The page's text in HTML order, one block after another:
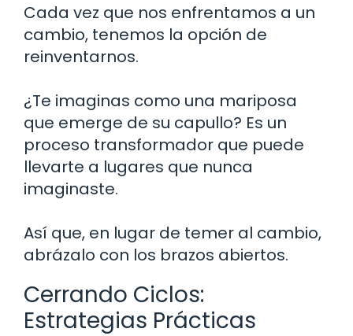
Cada vez que nos enfrentamos a un
cambio, tenemos la opción de
reinventarnos.
¿Te imaginas como una mariposa
que emerge de su capullo? Es un
proceso transformador que puede
llevarte a lugares que nunca
imaginaste.
Así que, en lugar de temer al cambio,
abrázalo con los brazos abiertos.
Cerrando Ciclos:
Estrategias Prácticas